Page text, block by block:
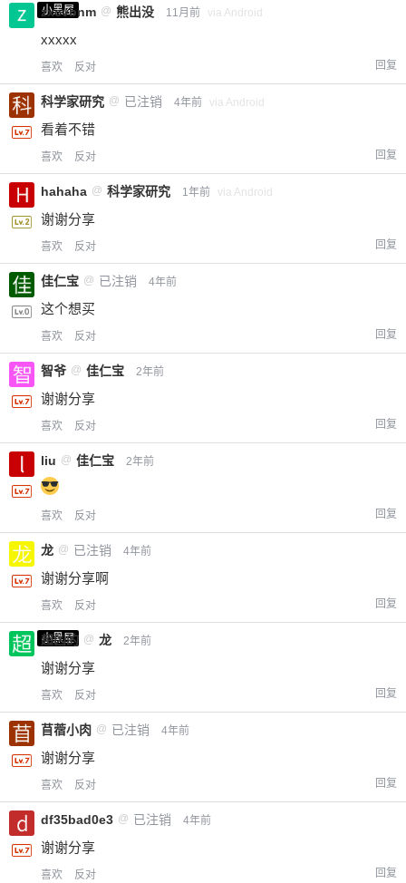
小黑屋
zxcvbnm @ 熊出没 11月前 via Android
xxxxx
喜欢 反对 回复
科学家研究 @ 已注销 4年前 via Android
看着不错
喜欢 反对 回复
hahaha @ 科学家研究 1年前 via Android
谢谢分享
喜欢 反对 回复
佳仁宝 @ 已注销 4年前
这个想买
喜欢 反对 回复
智爷 @ 佳仁宝 2年前
谢谢分享
喜欢 反对 回复
liu @ 佳仁宝 2年前
喜欢 反对 回复
龙 @ 已注销 4年前
谢谢分享啊
喜欢 反对 回复
小黑屋
超凶的 @ 龙 2年前
谢谢分享
喜欢 反对 回复
苜蓿小肉 @ 已注销 4年前
谢谢分享
喜欢 反对 回复
df35bad0e3 @ 已注销 4年前
谢谢分享
喜欢 反对 回复